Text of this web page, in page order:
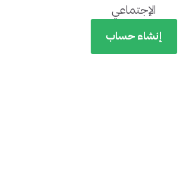
الإجتماعي
إنشاء حساب